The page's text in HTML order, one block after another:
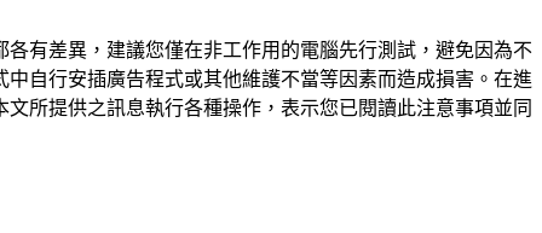
有差異，建議您僅在非工作用的電腦先行測試，避免因為不
自行安插廣告程式或其他維護不當等因素而造成損害。在進
所提供之訊息執行各種操作，表示您已閱讀此注意事項並同